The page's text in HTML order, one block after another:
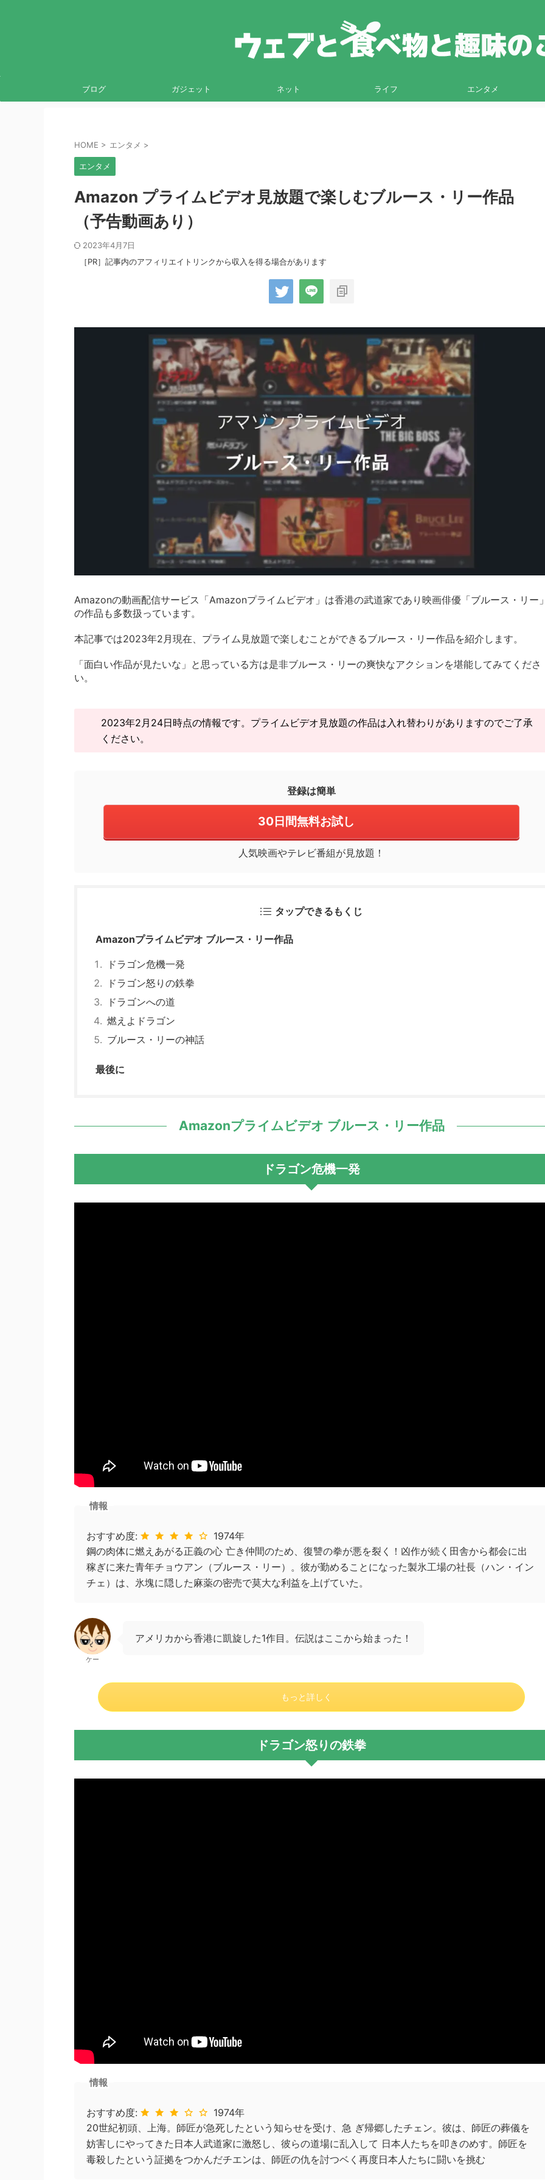
ブログ ガジェット ネット ライフ エンタメ
HOME > エンタメ >
エンタメ
Amazon プライムビデオ見放題で楽しむブルース・リー作品
（予告動画あり）
2023年4月7日
［PR］記事内のアフィリエイトリンクから収入を得る場合があります
Amazonの動画配信サービス「Amazonプライムビデオ」は香港の武道家であり映画俳優「ブルース・リー
の作品も多数扱っています。
本記事では2023年2月現在、プライム見放題で楽しむことができるブルース・リー作品を紹介します。
「面白い作品が見たいな」と思っている方は是非ブルース・リーの爽快なアクションを堪能してみてくださ
い。
2023年2月24日時点の情報です。プライムビデオ見放題の作品は入れ替わりがありますのでご了承
ください。
登録は簡単
30日間無料お試し
人気映画やテレビ番組が見放題！
タップできるもくじ
Amazonプライムビデオ ブルース・リー作品
ドラゴン危機一発
ドラゴン怒りの鉄拳
ドラゴンへの道
燃えよドラゴン
ブルース・リーの神話
最後に
Amazonプライムビデオ ブルース・リー作品
ドラゴン危機一発
情報
おすすめ度:
1974年
鋼の肉体に燃えあがる正義の心 亡き仲間のため、復讐の拳が悪を裂く！凶作が続く田舎から都会に出
稼ぎに来た青年チョウアン（ブルース・リー）。彼が勤めることになった製氷工場の社長（ハン・イン
チェ）は、氷塊に隠した麻薬の密売で莫大な利益を上げていた。
ケー
アメリカから香港に凱旋した1作目。伝説はここから始まった！
もっと詳しく
ドラゴン怒りの鉄拳
情報
おすすめ度:
1974年
20世紀初頭、上海。師匠が急死したという知らせを受け、急 ぎ帰郷したチェン。彼は、師匠の葬儀を
妨害しにやってきた日本人武道家に激怒し、彼らの道場に乱入して 日本人たちを叩きのめす。師匠を
毒殺したという証拠をつかんだチエンは、師匠の仇を討つベく再度日本人たちに闘いを挑む